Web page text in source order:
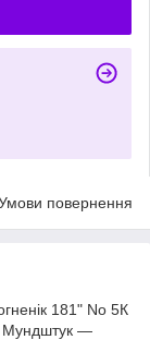
повернення
181" No 5К
Мундштук —